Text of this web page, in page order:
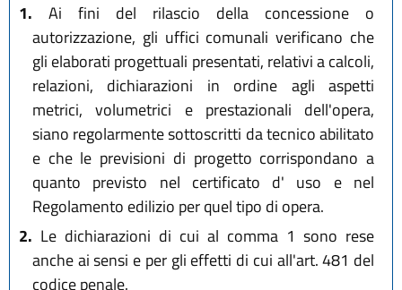
1. Ai fini del rilascio della concessione o
autorizzazione, gli uffici comunali verificano che
gli elaborati progettuali presentati, relativi a calcoli,
relazioni, dichiarazioni in ordine agli aspetti
metrici, volumetrici e prestazionali dell'opera,
siano regolarmente sottoscritti da tecnico abilitato
e che le previsioni di progetto corrispondano a
quanto previsto nel certificato d' uso e nel
Regolamento edilizio per quel tipo di opera.
2. Le dichiarazioni di cui al comma 1 sono rese
anche ai sensi e per gli effetti di cui all'art. 481 del
codice penale.